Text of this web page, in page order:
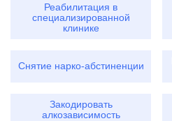
Реабилитация в
специализированной
клинике
Снятие нарко-абстиненции
Закодировать
алкозависимость